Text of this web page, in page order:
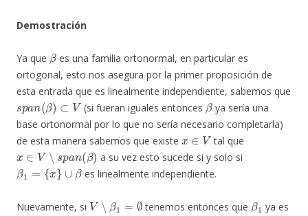
Demostración
Ya que
β
es una familia ortonormal, en particular es
ortogonal, esto nos asegura por la primer proposición de
esta entrada que es linealmente independiente, sabemos que
spa n(β)⊂V
(si fueran iguales entonces
β
ya sería una
base ortonormal por lo que no sería necesario completarla)
de esta manera sabemos que existe
x∈V
tal que
x∈V∖span(β)
a su vez esto sucede si y solo si
β 1= { x}∪β
es linealmente independiente.
Nuevamente, si
V∖ 1
tenemos entonces que
β
ya es